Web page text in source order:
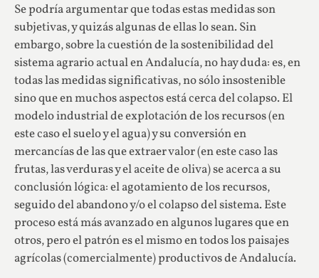
Se podría argumentar que todas estas medidas son
subjetivas, y quizás algunas de ellas lo sean. Sin
embargo, sobre la cuestión de la sostenibilidad del
sistema agrario actual en Andalucía, no hay duda: es, en
todas las medidas significativas, no sólo insostenible
sino que en muchos aspectos está cerca del colapso. El
modelo industrial de explotación de los recursos (en
este caso el suelo y el agua) y su conversión en
mercancías de las que extraer valor (en este caso las
frutas, las verduras y el aceite de oliva) se acerca a su
conclusión lógica: el agotamiento de los recursos,
seguido del abandono y/o el colapso del sistema. Este
proceso está más avanzado en algunos lugares que en
otros, pero el patrón es el mismo en todos los paisajes
agrícolas (comercialmente) productivos de Andalucía.